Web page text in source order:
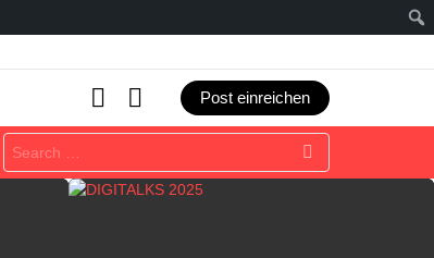
SEARCHLOGIN
Post einreichen
Search
for: